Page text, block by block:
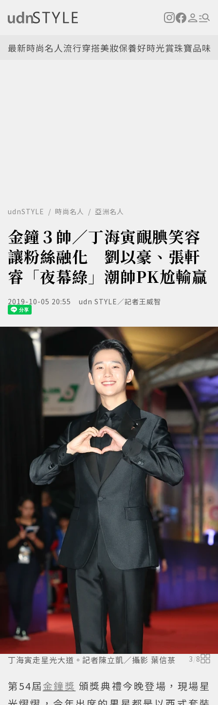
最新時尚名人流行穿搭美妝保養好時光賞珠寶品味
udnSTYLE 時尚名人 亞洲名人
金鐘３帥／丁海寅靦腆笑容
讓粉絲融化 劉以豪、張軒
睿「夜幕綠」潮帥PK尬輸贏
2019-10-05 20:55 udn STYLE／記者王威智
丁海寅走星光大道。記者陳立凱／攝影 葉信菉 3/8
第54屆金鐘獎 頒獎典禮今晚登場，現場星